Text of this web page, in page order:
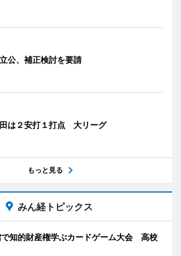
公、補正検討を要請
は２安打１打点 大リーグ
もっと見る
みん経トピックス
知的財産権学ぶカードゲーム大会 高校